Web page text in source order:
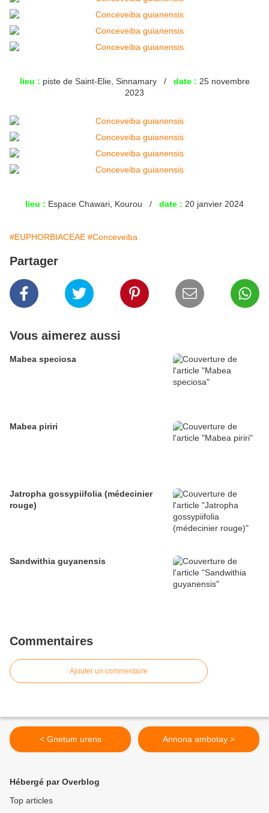
lieu : piste de Saint-Elie, Sinnamary / date : 25 novembre
2023
lieu : Espace Chawari, Kourou / date : 20 janvier 2024
#EUPHORBIACEAE #Conceveiba
Partager
Vous aimerez aussi
Mabea speciosa
Mabea piriri
Jatropha gossypiifolia (médecinier
rouge)
Sandwithia guyanensis
Commentaires
Ajouter un commentaire
< Gnetum urens Annona ambotay >
Hébergé par Overblog
Top articles